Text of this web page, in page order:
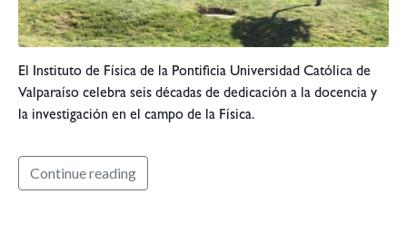
El Instituto de Física de la Pontificia Universidad Católica de
Valparaíso celebra seis décadas de dedicación a la docencia y
la investigación en el campo de la Física.
Continue reading